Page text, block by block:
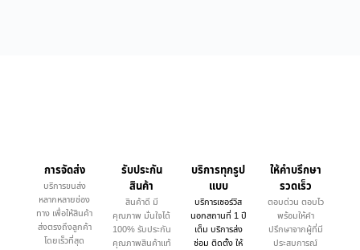
การจัดส่ง
บริการขนส่ง
หลากหลายช่อง
ทาง เพื่อให้สินค้า
ส่งตรงถึงลูกค้า
โดยเร็วที่สุด
รับประกัน
สินค้า
สินค้าดี มี
คุณภาพ มั่นใจได้
100% รับประกัน
คุณภาพสินค้าแท้
บริการทุกรูป
แบบ
บริการเซอร์วิส
นอกสถานที่ 1 ปี
เต็ม บริการส่ง
ซ่อม ติดตั้ง ให้
ให้คำบรึกษา
รวดเร็ว
ตอบด่วน ตอบไว
พร้อมให้คำ
ปรึกษาจากผู้ที่มี
ประสบการณ์